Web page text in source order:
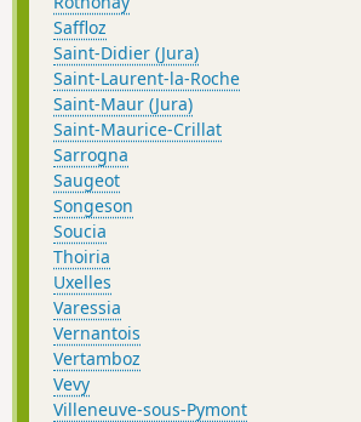
Saffloz
Saint-Didier (Jura)
Saint-Laurent-la-Roche
Saint-Maur (Jura)
Saint-Maurice-Crillat
Sarrogna
Saugeot
Songeson
Soucia
Thoiria
Uxelles
Varessia
Vernantois
Vertamboz
Vevy
Villeneuve-sous-Pymont